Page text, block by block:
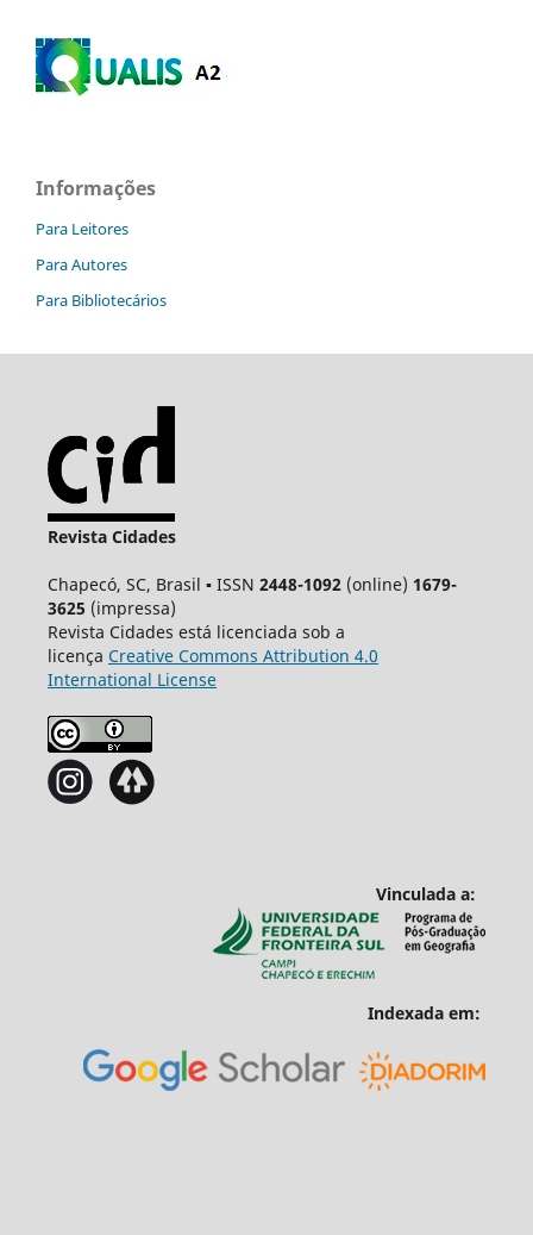
Informações
Para Leitores
Para Autores
Para Bibliotecários
Revista Cidades
Chapecó, SC, Brasil ▪ ISSN 2448-1092(online) 1679-
3625 (impressa)
Revista Cidades está licenciada sob a
licença Creative Commons Attribution 4.0
International License
Vinculada a:
Indexada em: